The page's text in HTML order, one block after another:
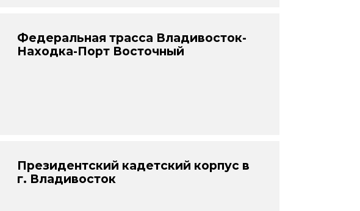
Федеральная трасса Владивосток-
Находка-Порт Восточный
Президентский кадетский корпус в
г. Владивосток